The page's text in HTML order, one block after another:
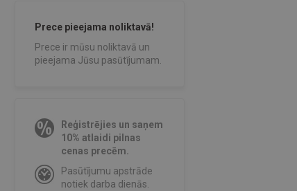
Prece pieejama noliktavā!
Prece ir mūsu noliktavā un
pieejama Jūsu pasūtījumam.
Reģistrējies un saņem
10% atlaidi pilnas
cenas precēm.
Pasūtījumu apstrāde
notiek darba dienās.